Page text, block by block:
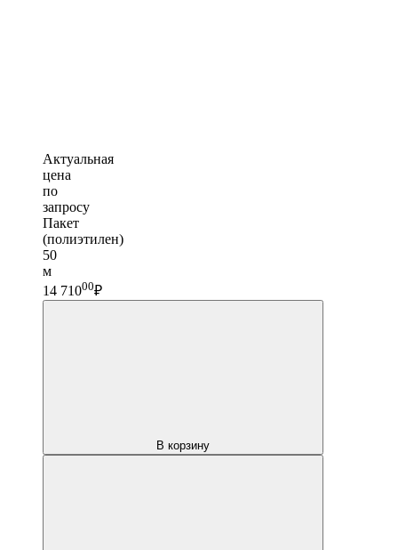
Актуальная
цена
по
запросу
Пакет
(полиэтилен)
50
м
14 71000₽
В корзину